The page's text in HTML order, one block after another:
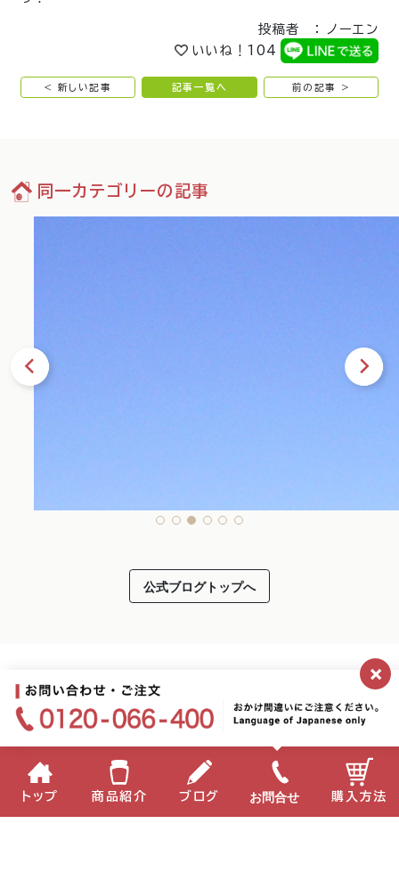
投稿者 ： ノーエン
いいね！ 104
< 新しい記事 記事一覧へ 前の記事 >
同一カテゴリーの記事
公式ブログトップへ
×
トップ 商品紹介 ブログ お問合せ 購入方法